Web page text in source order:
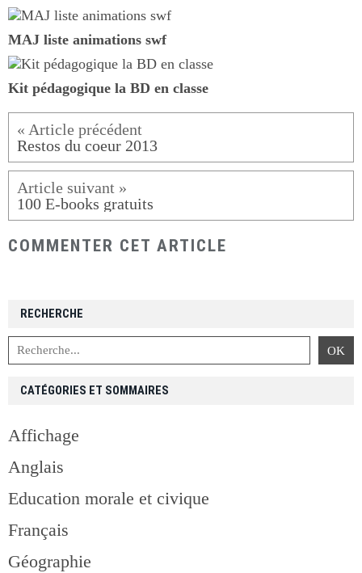
MAJ liste animations swf
Kit pédagogique la BD en classe
Restos du coeur 2013
100 E-books gratuits
COMMENTER CET ARTICLE
RECHERCHE
CATÉGORIES ET SOMMAIRES
Affichage
Anglais
Education morale et civique
Français
Géographie